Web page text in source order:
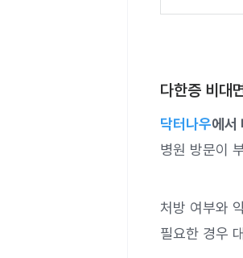
다한증 비대
닥터나우에서
병원 방문이
처방 여부와
필요한 경우